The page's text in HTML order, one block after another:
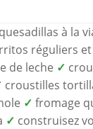
quesadillas à la
réguliers
de leche ✓
croustilles
✓ fromage
✓ construisez